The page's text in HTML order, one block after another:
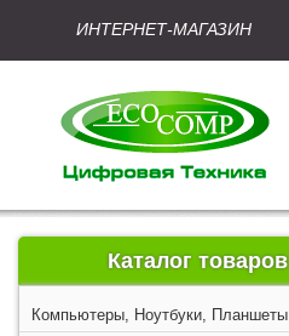
ИНТЕРНЕТ-МАГАЗИН
Каталог товаров
Компьютеры, Ноутбуки, Планшеты